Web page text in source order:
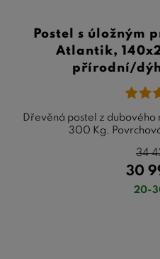
Postel s úložným
Atlantik,
přírodní/
Dřevěná postel z dubového
300 Kg.
30
34
20-